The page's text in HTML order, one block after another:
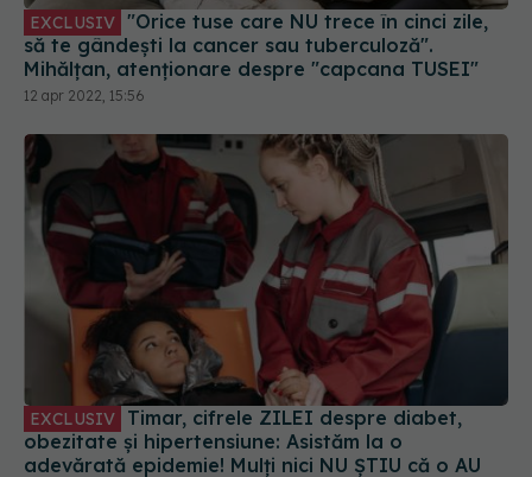
EXCLUSIV
să te gândești la cancer sau tuberculoză".
Mihălțan, atenționare despre "capcana TUSEI"
12 apr 2022, 15:56
EXCLUSIV
obezitate și hipertensiune: Asistăm la o
adevărată epidemie! Mulți nici NU ȘTIU că o AU